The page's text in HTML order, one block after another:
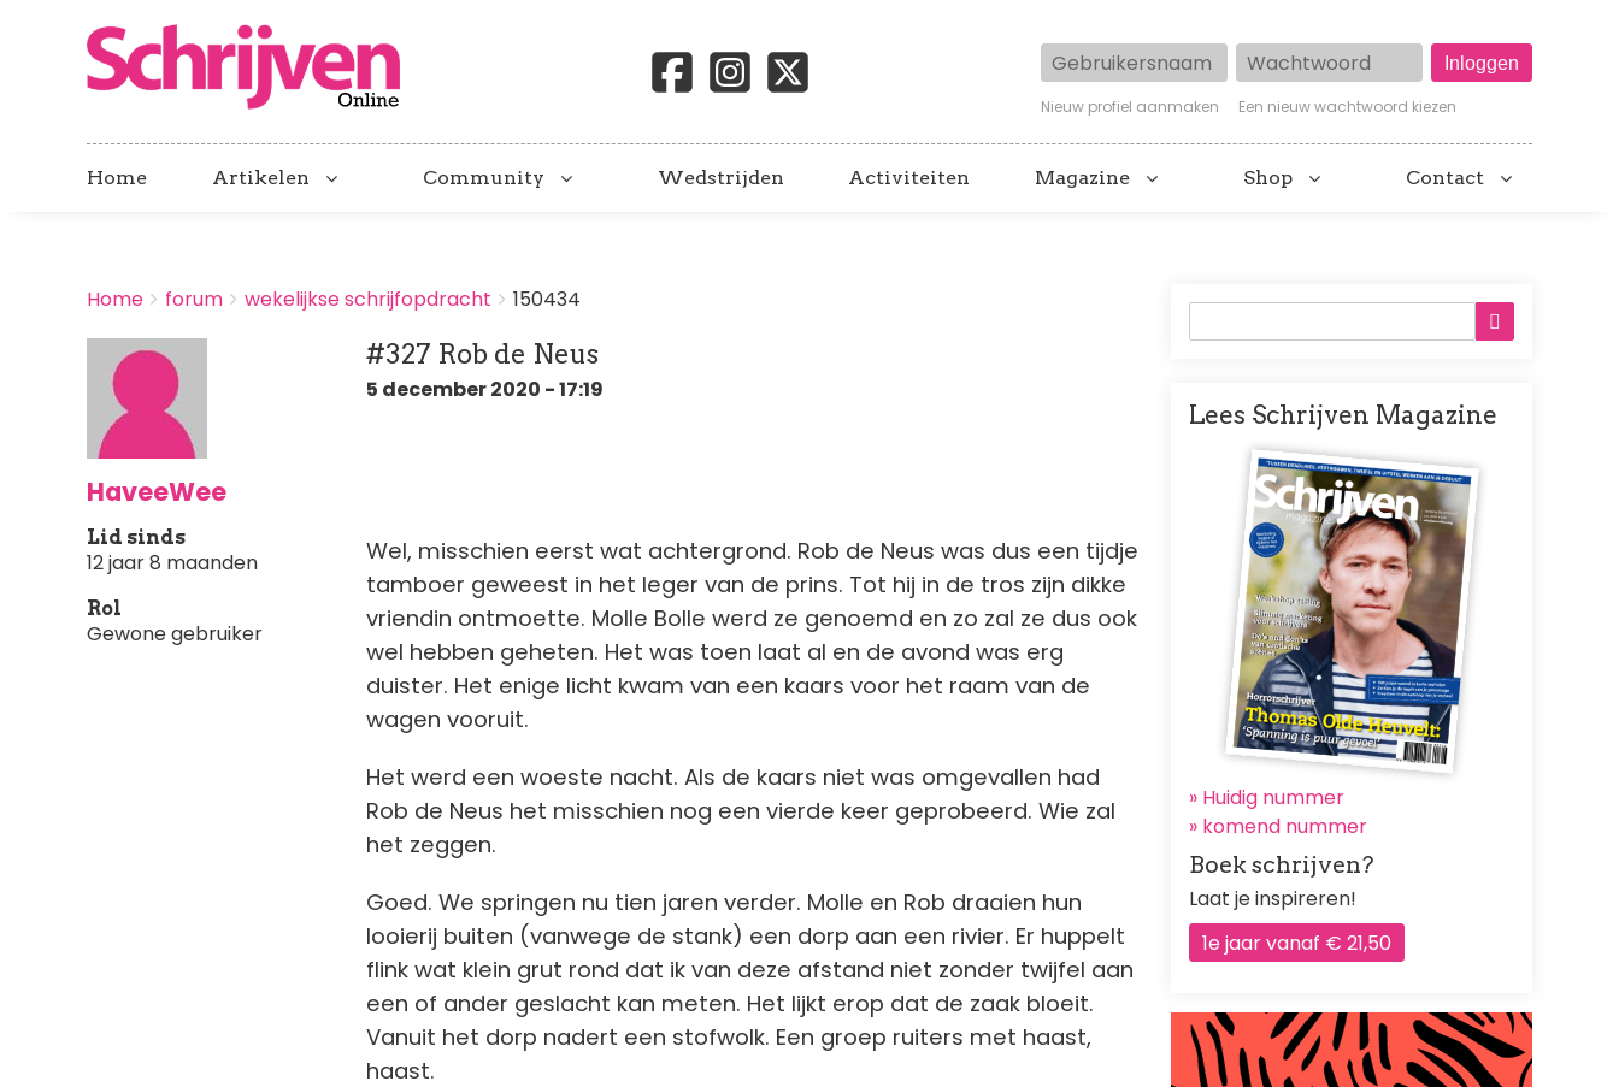
Gebruikersnaam Wachtwoord
Nieuw profiel aanmaken Een nieuw wachtwoord kiezen
Home Artikelen Community Wedstrijden Activiteiten Magazine Shop Contact
BREADCRUMBS
You
here:
Home forum wekelijkse schrijfopdracht 150434
HaveeWee
Lid sinds
12 jaar 8 maanden
Rol
Gewone gebruiker
#327 Rob de Neus
5 december 2020 - 17:19
Wel, misschien eerst wat achtergrond. Rob de Neus was dus een tijdje
tamboer geweest in het leger van de prins. Tot hij in de tros zijn dikke
vriendin ontmoette. Molle Bolle werd ze genoemd en zo zal ze dus ook
wel hebben geheten. Het was toen laat al en de avond was erg
duister. Het enige licht kwam van een kaars voor het raam van de
wagen vooruit.
Het werd een woeste nacht. Als de kaars niet was omgevallen had
Rob de Neus het misschien nog een vierde keer geprobeerd. Wie zal
het zeggen.
Goed. We springen nu tien jaren verder. Molle en Rob draaien hun
looierij buiten (vanwege de stank) een dorp aan een rivier. Er huppelt
flink wat klein grut rond dat ik van deze afstand niet zonder twijfel aan
een of ander geslacht kan meten. Het lijkt erop dat de zaak bloeit.
Vanuit het dorp nadert een stofwolk. Een groep ruiters met haast,
haast.
Lees Schrijven Magazine
Afbeelding
» Huidig nummer
» komend nummer
Boek schrijven?
Laat je inspireren!
1e jaar vanaf € 21,50